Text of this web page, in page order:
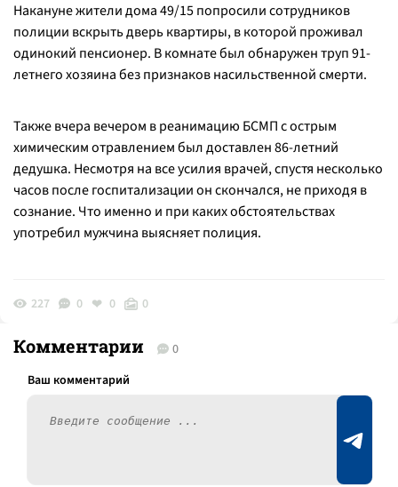
Накануне жители дома 49/15 попросили сотрудников
полиции вскрыть дверь квартиры, в которой проживал
одинокий пенсионер. В комнате был обнаружен труп 91-
летнего хозяина без признаков насильственной смерти.
Также вчера вечером в реанимацию БСМП с острым
химическим отравлением был доставлен 86-летний
дедушка. Несмотря на все усилия врачей, спустя несколько
часов после госпитализации он скончался, не приходя в
сознание. Что именно и при каких обстоятельствах
употребил мужчина выясняет полиция.
227 0 0 0
Комментарии 0